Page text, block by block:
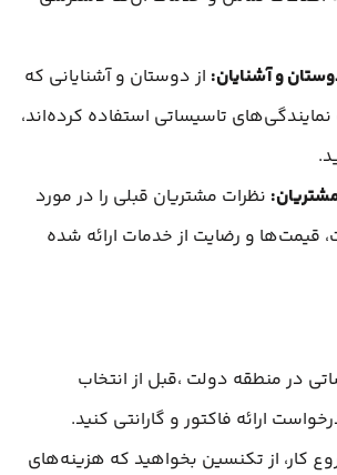
و آشنایان: از دوستان و آشنایانی که
نمایندگی‌های تاسیساتی استفاده کرده‌اند،
نظرات مشتریان قبلی را در مورد
قیمت‌ها و رضایت از خدمات ارائه شده
در منطقه دولت ،قبل از انتخاب
ارائه فاکتور و گارانتی کنید.
کار، از تکنسین بخواهید که هزینه‌های